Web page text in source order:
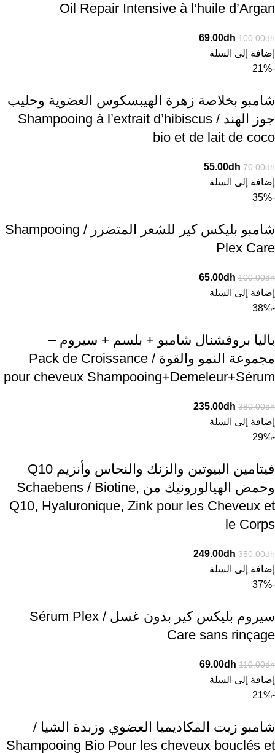
Oil Repair Intensive à l’huile d’Argan
100.00dh
69.00dh
إضافة إلى السلة
-21%
شامبو بخلاصة زهرة الهيبسكوس العضوية وحليب
جوز الهند / Shampooing à l’extrait d’hibiscus
bio et de lait de coco
70.00dh
55.00dh
إضافة إلى السلة
-35%
شامبو بليكس كير للشعر المتضرر / Shampooing
Plex Care
100.00dh
65.00dh
إضافة إلى السلة
-38%
باليا بروفشنال شامبو + بلسم + سيروم –
مجموعة النمو والقوة / Pack de Croissance
pour cheveux Shampooing+Demeleur+Sérum
380.00dh
235.00dh
إضافة إلى السلة
-29%
فيتامين البيوتين والزنك والنحاس وأنزيم Q10
وحمض الهيالورونيك من Schaebens / Biotine,
Q10, Hyaluronique, Zink pour les Cheveux et
le Corps
350.00dh
249.00dh
إضافة إلى السلة
-37%
سيروم بليكس كير بدون غسل / Sérum Plex
Care sans rinçage
110.00dh
69.00dh
إضافة إلى السلة
-21%
شامبو زيت المكاديميا العضوي وزبدة الشيا /
Shampooing Bio Pour les cheveux bouclés et